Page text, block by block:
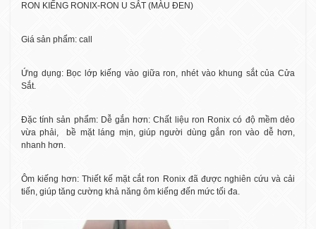
RON KIẾNG RONIX-RON U SẮT (MÀU ĐEN)
Giá sản phẩm: call
Ứng dụng: Bọc lớp kiếng vào giữa ron, nhét vào khung sắt của Cửa
Sắt.
Đặc tính sản phẩm: Dễ gắn hơn: Chất liệu ron Ronix có độ mềm dẻo
vừa phải,
bề mặt láng mịn, giúp người dùng gắn ron vào dễ hơn,
nhanh hơn.
Ôm kiếng hơn: Thiết kế mặt cắt ron Ronix đã được nghiên cứu và cải
tiến, giúp tăng cường khả năng ôm kiếng đến mức tối đa.